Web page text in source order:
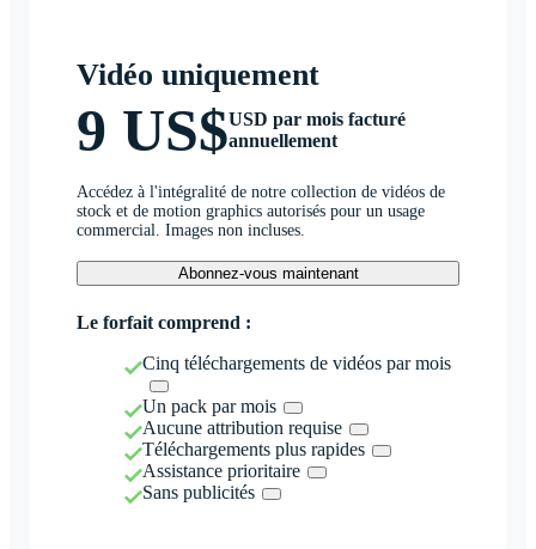
Vidéo uniquement
9 US$USD par mois facturé
annuellement
Accédez à l'intégralité de notre collection de vidéos de
stock et de motion graphics autorisés pour un usage
commercial. Images non incluses.
Abonnez-vous maintenant
Le forfait comprend :
Cinq téléchargements de vidéos par mois
Un pack par mois
Aucune attribution requise
Téléchargements plus rapides
Assistance prioritaire
Sans publicités